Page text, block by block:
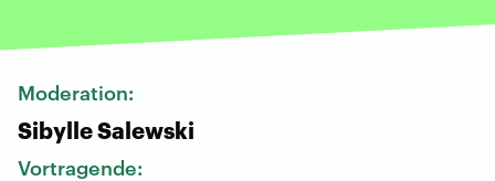
Moderation:
Sibylle Salewski
Vortragende: